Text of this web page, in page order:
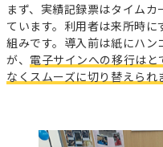
まず、実績記録票はタイム
ています。利用者は来所時
組みです。導入前は紙にハ
が、 電子サインへの移行は
なくスムーズに切り替えられ